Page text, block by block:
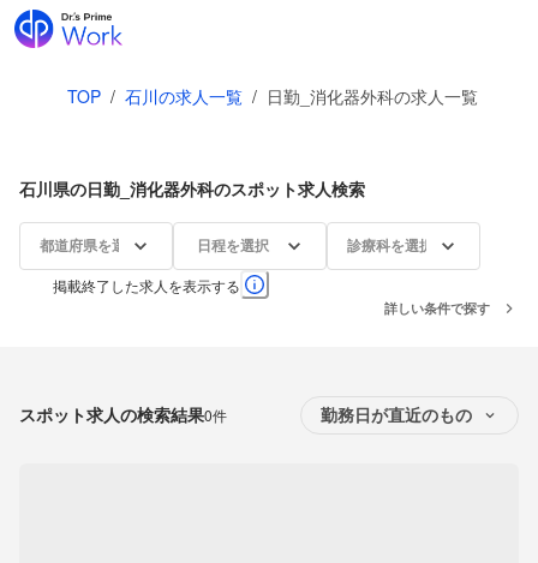
TOP / 石川の求人一覧 / 日勤_消化器外科の求人一覧
石川県の日勤_消化器外科のスポット求人検索
都道府県を選択 日程を選択 診療科を選択
掲載終了した求人を表示する
詳しい条件で探す
スポット求人の検索結果0件 勤務日が直近のもの